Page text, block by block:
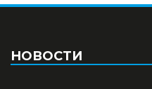
НОВОСТИ